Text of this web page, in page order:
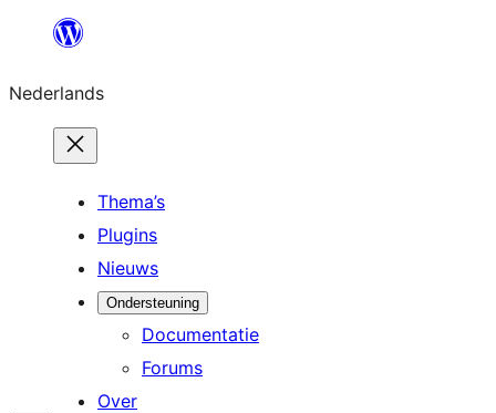
de
inhoud
Nederlands
Thema’s
Plugins
Nieuws
Ondersteuning
Documentatie
Forums
Over